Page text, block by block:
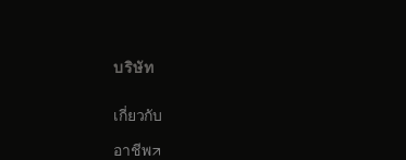
บริษัท
เกี่ยวกับ
อาชีพopens in a new tab